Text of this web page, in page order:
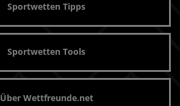
Sportwetten Tipps
Sportwetten Tools
Über Wettfreunde.net